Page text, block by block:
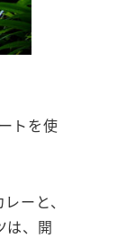
トを使
ーと、
は、開